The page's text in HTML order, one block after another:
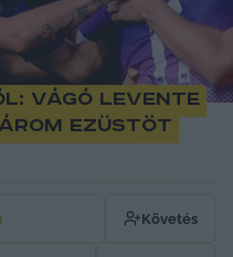
Vágó Levente
ezüstöt
Követés